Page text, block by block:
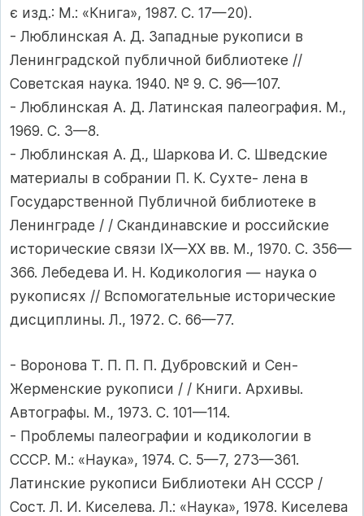
є изд.: М.: «Книга», 1987. С. 17—20).
- Люблинская А. Д. Западные рукописи в
Ленинградской публичной библиотеке //
Советская наука. 1940. № 9. С. 96—107.
- Люблинская А. Д. Латинская палеография. М.,
1969. С. 3—8.
- Люблинская А. Д., Шаркова И. С. Шведские
материалы в собрании П. К. Сухте- лена в
Государственной Публичной библиотеке в
Ленинграде / / Скандинавские и российские
исторические связи IX—XX вв. М., 1970. С. 356—
366. Лебедева И. Н. Кодикология — наука о
рукописях // Вспомогательные исторические
дисциплины. Л., 1972. С. 66—77.
- Воронова Т. П. П. П. Дубровский и Сен-
Жерменские рукописи / / Книги. Архивы.
Автографы. М., 1973. С. 101—114.
- Проблемы палеографии и кодикологии в
СССР. М.: «Наука», 1974. С. 5—7, 273—361.
Латинские рукописи Библиотеки АН СССР /
Сост. Л. И. Киселева. Л.: «Наука», 1978. Киселева